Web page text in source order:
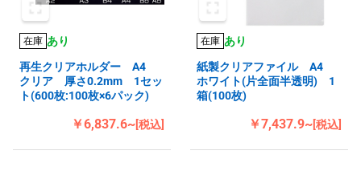
在庫 あり
再生クリアホルダー A4
クリア 厚さ0.2mm 1セッ
ト(600枚:100枚×6パック)
￥6,837.6~[税込]
在庫 あり
紙製クリアファイル A4
ホワイト(片全面半透明) 1
箱(100枚)
￥7,437.9~[税込]